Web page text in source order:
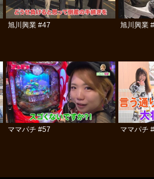
旭川興業 #47 旭川興業
ママパチ #57 ママパチ